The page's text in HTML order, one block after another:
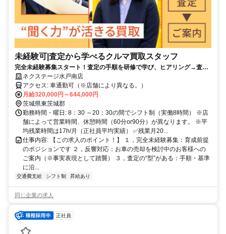
未経験可|査定から学べるクルマ買取スタッフ
完全未経験募集スタート！査定の手順を研修で学び、ヒアリング→査定
→価格提示を段階的に習得できます。
ネクステージ水戸南店
アクセス: 車通勤可（※店舗により異なる。）
月給320,000円～644,000円
茨城県東茨城郡
勤務時間・曜日: 8：30 ～20：30の間でシフト制（実働8時間） ※店
舗によって営業時間、休憩時間（60分or90分）が異なります。 ※平
均残業時間は17h/月（正社員平均実績） ✅残業月20...
仕事内容: 【この求人のポイント！】 １，完全未経験募集：育成前提
のポジションです ２，反響対応：お車の売却を検討中のお客様への
ご案内（※事実表現として踏襲） ３，査定の“型”がある：手順・基準
に沿...
交通費支給 シフト制 昇給あり
同じ企業の求人
正社員